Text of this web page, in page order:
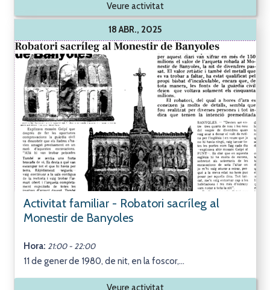
Veure activitat
18 ABR., 2025
Activitat familiar - Robatori sacríleg al
Monestir de Banyoles
Hora: 21:00 - 22:00
11 de gener de 1980, de nit, en la foscor,...
Veure activitat